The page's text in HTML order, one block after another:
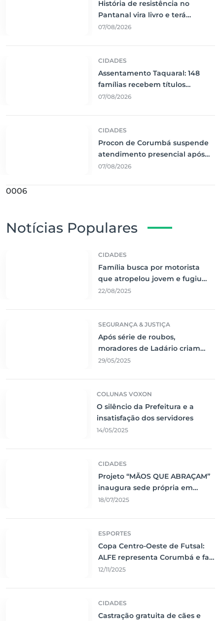
História de resistência no
Pantanal vira livro e terá
lançamento em Corumbá
07/08/2026
CIDADES
Assentamento Taquaral: 148
famílias recebem títulos
definitivos em Corumbá
07/08/2026
CIDADES
Procon de Corumbá suspende
atendimento presencial após
interrupção de energia
07/08/2026
0006
Notícias Populares
CIDADES
Família busca por motorista
que atropelou jovem e fugiu
sem prestar socorro
22/08/2025
SEGURANÇA & JUSTIÇA
Após série de roubos,
moradores de Ladário criam
rede de segurança comunitária
29/05/2025
COLUNAS VOXON
O silêncio da Prefeitura e a
insatisfação dos servidores
14/05/2025
CIDADES
Projeto “MÃOS QUE ABRAÇAM”
inaugura sede própria em
Corumbá
18/07/2025
ESPORTES
Copa Centro-Oeste de Futsal:
ALFE representa Corumbá e faz
jogo emocionante contra o Vila
12/11/2025
CIDADES
Castração gratuita de cães e